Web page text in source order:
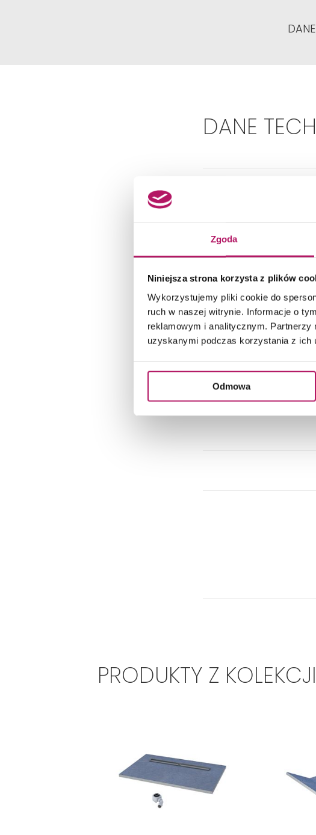
Zgoda
Niniejsza strona korzysta z plików
Wykorzystujemy pliki cookie do
ruch w naszej witrynie. Informacje o
reklamowym i analitycznym. Partnerzy
uzyskanymi podczas korzystania z ich
Odmowa
DANE
PRODUKTY Z KOLEKCJI